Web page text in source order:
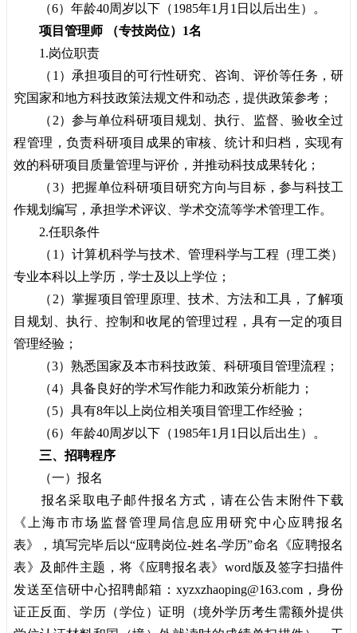
（6）年龄40周岁以下（1985年1月1日以后出生）。
项目管理师 （专技岗位）1名
1.岗位职责
（1）承担项目的可行性研究、咨询、评价等任务，研
究国家和地方科技政策法规文件和动态，提供政策参考；
（2）参与单位科研项目规划、执行、监督、验收全过
程管理，负责科研项目成果的审核、统计和归档，实现有
效的科研项目质量管理与评价，并推动科技成果转化；
（3）把握单位科研项目研究方向与目标，参与科技工
作规划编写，承担学术评议、学术交流等学术管理工作。
2.任职条件
（1）计算机科学与技术、管理科学与工程（理工类）
专业本科以上学历，学士及以上学位；
（2）掌握项目管理原理、技术、方法和工具，了解项
目规划、执行、控制和收尾的管理过程，具有一定的项目
管理经验；
（3）熟悉国家及本市科技政策、科研项目管理流程；
（4）具备良好的学术写作能力和政策分析能力；
（5）具有8年以上岗位相关项目管理工作经验；
（6）年龄40周岁以下（1985年1月1日以后出生）。
三、招聘程序
（一）报名
报名采取电子邮件报名方式，请在公告末附件下载
《上海市市场监督管理局信息应用研究中心应聘报名
表》，填写完毕后以“应聘岗位-姓名-学历”命名《应聘报名
表》及邮件主题，将《应聘报名表》word版及签字扫描件
发送至信研中心招聘邮箱：xyzxzhaoping@163.com，身份
证正反面、学历（学位）证明（境外学历考生需额外提供